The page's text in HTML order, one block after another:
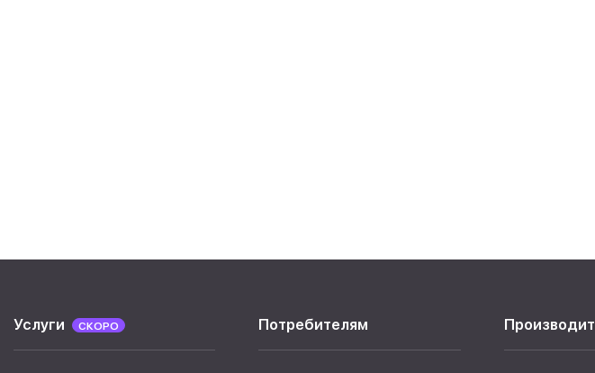
Услуги СКОРО Потребителям